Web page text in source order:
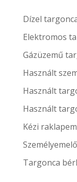
Dízel
Elektromos
Gázüzemű
Használt
Használt
Használt
Kézi
Targonca